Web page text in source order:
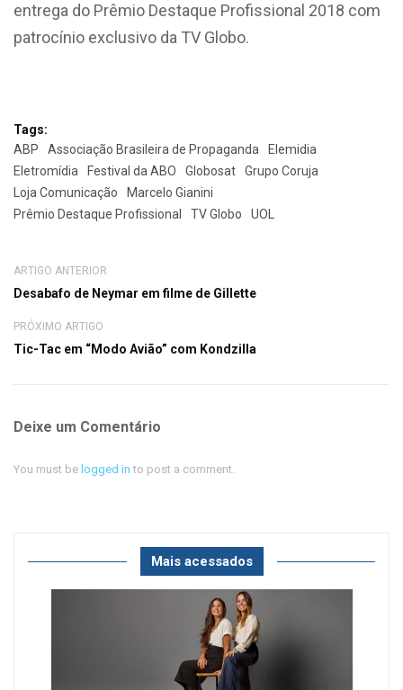
entrega do Prêmio Destaque Profissional 2018 com
patrocínio exclusivo da TV Globo.
Tags:
ABP
Associação Brasileira de Propaganda
Elemidia
Eletromídia
Festival da ABO Globosat
Grupo Coruja
Loja Comunicação
Marcelo Gianini
Prêmio Destaque Profissional
TV Globo UOL
ARTIGO ANTERIOR
Desabafo de Neymar em filme de Gillette
PRÓXIMO ARTIGO
Tic-Tac em “Modo Avião” com Kondzilla
Deixe um Comentário
You must be logged in to post a comment.
Mais acessados